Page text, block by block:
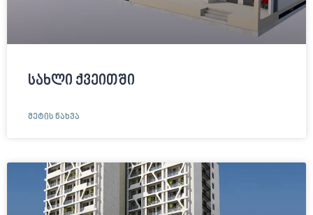
სახლი ქვეითში
ᲛᲔᲢᲘᲡ ᲜᲐᲮᲕᲐ